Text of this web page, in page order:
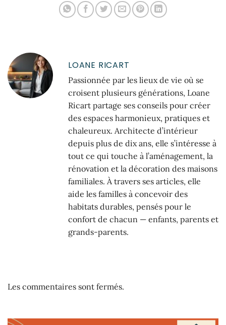
LOANE RICART
Passionnée par les lieux de vie où se
croisent plusieurs générations, Loane
Ricart partage ses conseils pour créer
des espaces harmonieux, pratiques et
chaleureux. Architecte d’intérieur
depuis plus de dix ans, elle s’intéresse à
tout ce qui touche à l’aménagement, la
rénovation et la décoration des maisons
familiales. À travers ses articles, elle
aide les familles à concevoir des
habitats durables, pensés pour le
confort de chacun — enfants, parents et
grands-parents.
Les commentaires sont fermés.